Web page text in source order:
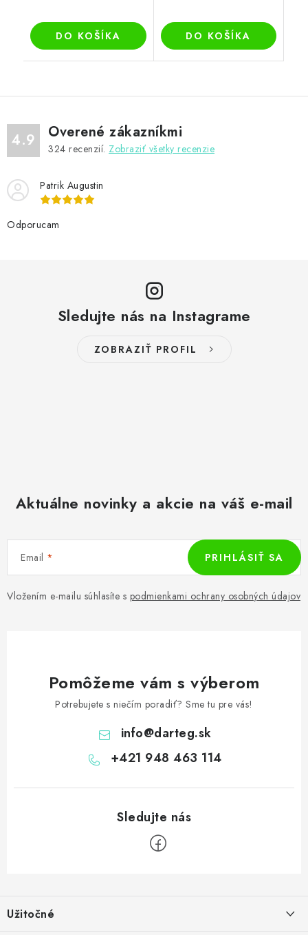
DO KOŠÍKA DO KOŠÍKA
4.9 Overené zákazníkmi
324 recenzií. Zobraziť všetky recenzie
Patrik Augustin
Odporucam
Sledujte nás na Instagrame
ZOBRAZIŤ PROFIL
Aktuálne novinky a akcie na váš e-mail
Email
Vložením e-mailu súhlasíte s podmienkami ochrany osobných údajov
PRIHLÁSIŤ SA
Pomôžeme vám s výberom
Potrebujete s niečím poradiť? Sme tu pre vás!
info@darteg.sk
+421 948 463 114
pUžitočné